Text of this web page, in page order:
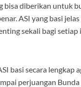
diberikan untuk
ASI yang basi
sekali bagi
basi secara
perjuangan